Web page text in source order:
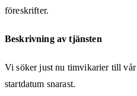
föreskrifter.
Beskrivning av tjänsten
Vi söker just nu timvikarier till vår
startdatum snarast.